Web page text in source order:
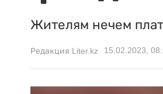
Жителям нечем
Редакция Liter.kz 15.02.2023,